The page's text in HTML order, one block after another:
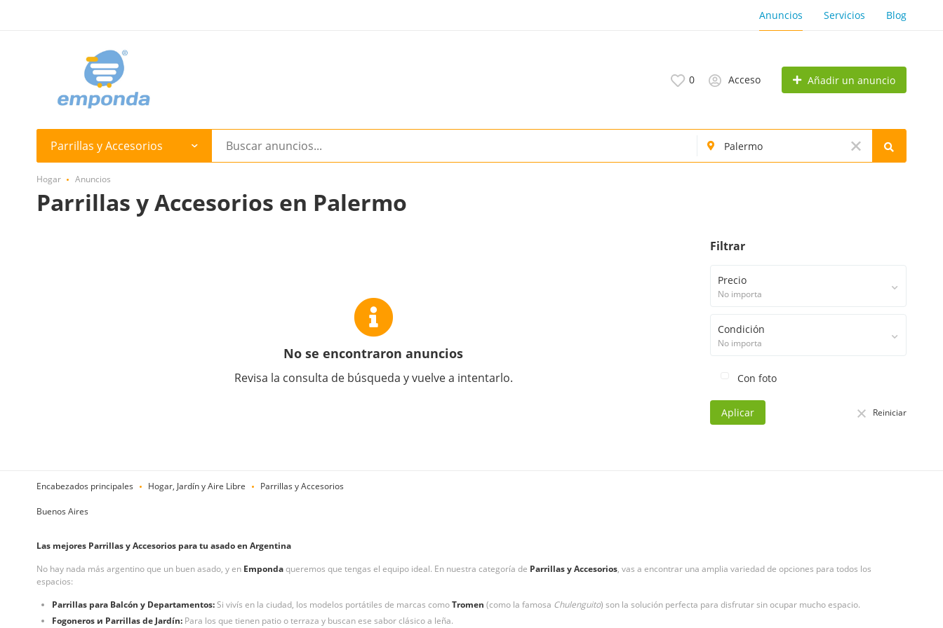
Anuncios Servicios Blog
0 Acceso Añadir un anuncio
Parrillas y Accesorios
Hogar Anuncios
Parrillas y Accesorios en Palermo
No se encontraron anuncios
Revisa la consulta de búsqueda y vuelve a intentarlo.
Filtrar
Precio
No importa
Condición
No importa
Con foto
Aplicar Reiniciar
Encabezados principales Hogar, Jardín y Aire Libre Parrillas y Accesorios
Buenos Aires
Las mejores Parrillas y Accesorios para tu asado en Argentina
No hay nada más argentino que un buen asado, y en Empondaqueremos que tengas el equipo ideal. En nuestra categoría de Parrillas y Accesorios, vas a encontrar una amplia variedad de opciones para todos los
espacios:
Parrillas para Balcón y Departamentos:Si vivís en la ciudad, los modelos portátiles de marcas comoTromen (como la famosa Chulenguito) son la solución perfecta para disfrutar sin ocupar mucho espacio.
Fogoneros и Parrillas de Jardín: Para los que tienen patio o terraza y buscan ese sabor clásico a leña.